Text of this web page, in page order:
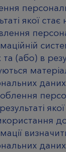
якої
(або) в
даних